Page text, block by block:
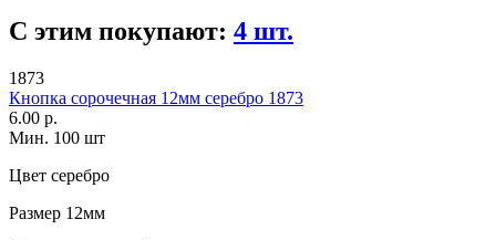
С этим покупают: 4 шт.
1873
Кнопка сорочечная 12мм серебро 1873
6.00 р.
Мин. 100 шт
Цвет серебро
Размер 12мм